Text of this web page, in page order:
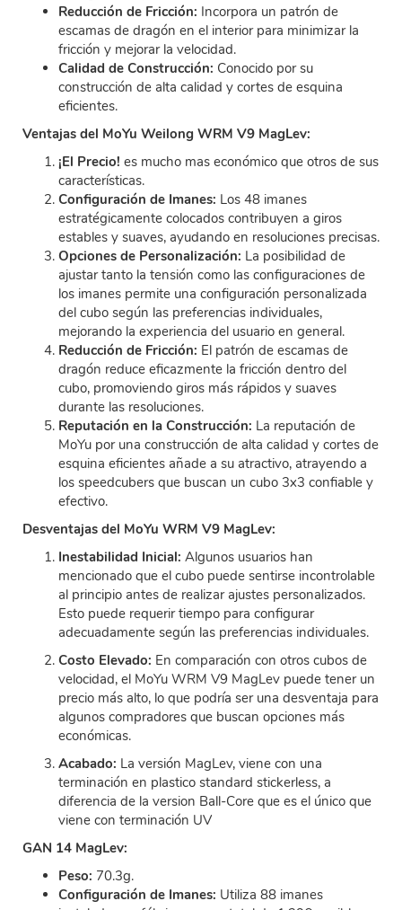
Reducción de Fricción: Incorpora un patrón de
escamas de dragón en el interior para minimizar la
fricción y mejorar la velocidad.
Calidad de Construcción: Conocido por su
construcción de alta calidad y cortes de esquina
eficientes.
Ventajas del MoYu Weilong WRM V9 MagLev:
¡El Precio! es mucho mas económico que otros de sus
características.
Configuración de Imanes: Los 48 imanes
estratégicamente colocados contribuyen a giros
estables y suaves, ayudando en resoluciones precisas.
Opciones de Personalización: La posibilidad de
ajustar tanto la tensión como las configuraciones de
los imanes permite una configuración personalizada
del cubo según las preferencias individuales,
mejorando la experiencia del usuario en general.
Reducción de Fricción: El patrón de escamas de
dragón reduce eficazmente la fricción dentro del
cubo, promoviendo giros más rápidos y suaves
durante las resoluciones.
Reputación en la Construcción: La reputación de
MoYu por una construcción de alta calidad y cortes de
esquina eficientes añade a su atractivo, atrayendo a
los speedcubers que buscan un cubo 3x3 confiable y
efectivo.
Desventajas del MoYu WRM V9 MagLev:
Inestabilidad Inicial: Algunos usuarios han
mencionado que el cubo puede sentirse incontrolable
al principio antes de realizar ajustes personalizados.
Esto puede requerir tiempo para configurar
adecuadamente según las preferencias individuales.
Costo Elevado: En comparación con otros cubos de
velocidad, el MoYu WRM V9 MagLev puede tener un
precio más alto, lo que podría ser una desventaja para
algunos compradores que buscan opciones más
económicas.
Acabado: La versión MagLev, viene con una
terminación en plastico standard stickerless, a
diferencia de la version Ball-Core que es el único que
viene con terminación UV
GAN 14 MagLev:
Peso: 70.3g.
Configuración de Imanes: Utiliza 88 imanes